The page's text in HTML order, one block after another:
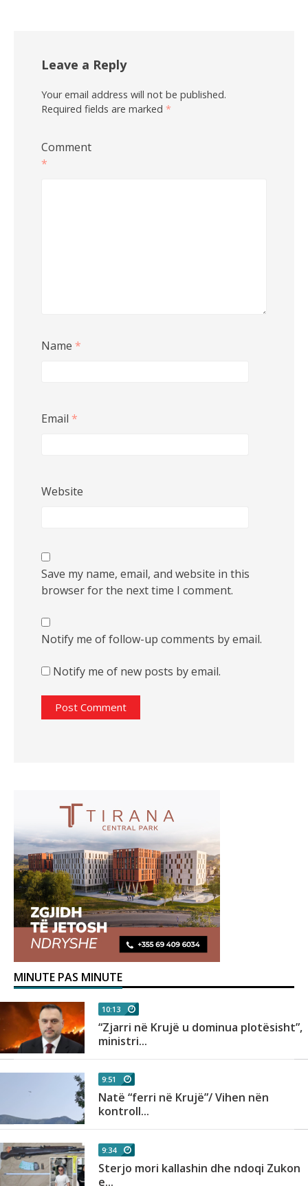
Leave a Reply
Your email address will not be published.
Required fields are marked *
Comment
*
Name *
Email *
Website
Save my name, email, and website in this
browser for the next time I comment.
Notify me of follow-up comments by email.
Notify me of new posts by email.
MINUTE PAS MINUTE
10:13
“Zjarri në Krujë u dominua plotësisht”,
ministri...
9:51
Natë “ferri në Krujë”/ Vihen nën
kontroll...
9:34
Sterjo mori kallashin dhe ndoqi Zukon
e...